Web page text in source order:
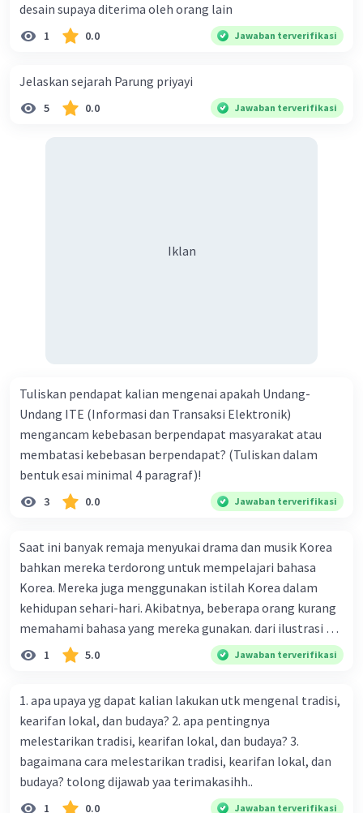
desain supaya diterima oleh orang lain
1 0.0 Jawaban terverifikasi
Jelaskan sejarah Parung priyayi
5 0.0 Jawaban terverifikasi
Iklan
Tuliskan pendapat kalian mengenai apakah Undang-
Undang ITE (Informasi dan Transaksi Elektronik)
mengancam kebebasan berpendapat masyarakat atau
membatasi kebebasan berpendapat? (Tuliskan dalam
bentuk esai minimal 4 paragraf)!
3 0.0 Jawaban terverifikasi
Saat ini banyak remaja menyukai drama dan musik Korea
bahkan mereka terdorong untuk mempelajari bahasa
Korea. Mereka juga menggunakan istilah Korea dalam
kehidupan sehari-hari. Akibatnya, beberapa orang kurang
memahami bahasa yang mereka gunakan. dari ilustrasi di
atas, bentuk perubahan yang terjadi adalah A. Perubahan
direncanakan karena telah direncanakan oleh beberapa
beberapa remaja yang menyukai drama Korea C.
perubahan cepat karena dalam waktu singkat setiap
remaja mampu berbahasa Korea
1 5.0 Jawaban terverifikasi
1. apa upaya yg dapat kalian lakukan utk mengenal tradisi,
kearifan lokal, dan budaya? 2. apa pentingnya
melestarikan tradisi, kearifan lokal, dan budaya? 3.
bagaimana cara melestarikan tradisi, kearifan lokal, dan
budaya? tolong dijawab yaa terimakasihh..
1 0.0 Jawaban terverifikasi